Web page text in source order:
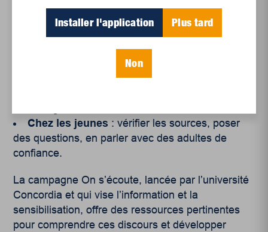
La solution passe par l’éducation et le dialogue.
consomment en ligne, discuter ouvertement des
: développer l’esprit critique,
Chez les jeunes : vérifier les sources, poser
des questions, en parler avec des adultes de
confiance.
La campagne On s’écoute, lancée par l’université
Concordia et qui vise l’information et la
sensibilisation, offre des ressources pertinentes
pour comprendre ces discours et développer
Installer l'application Plus tard
Non